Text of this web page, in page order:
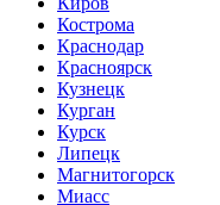
Кострома
Краснодар
Красноярск
Кузнецк
Курган
Курск
Липецк
Магнитогорск
Миасс